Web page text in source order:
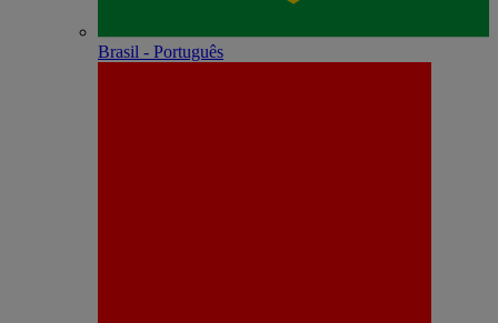
Brasil - Português